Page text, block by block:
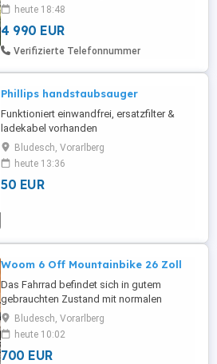
heute 18:48
4 990 EUR
Verifizierte Telefonnummer
Phillips handstaubsauger
Funktioniert einwandfrei, ersatzfilter &
ladekabel vorhanden
Bludesch, Vorarlberg
heute 13:36
50 EUR
Woom 6 Off Mountainbike 26 Zoll
Das Fahrrad befindet sich in gutem
gebrauchten Zustand mit normalen
Gebrauchsspuren. Technisch einwandfrei
und sofort fahrbereit. Details: Woom OFF
6 26 Zoll Farbe: Schwarz Grau Leichter
Aluminiumrahmen Carbon-Gabel
Bludesch, Vorarlberg
heute 10:02
700 EUR